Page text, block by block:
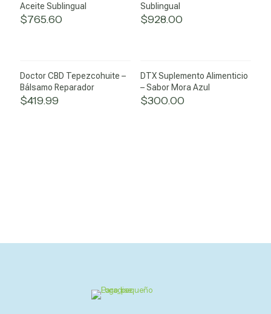
Aceite Sublingual
$765.60
Sublingual
$928.00
Doctor CBD Tepezcohuite –
Bálsamo Reparador
$419.99
DTX Suplemento Alimenticio
– Sabor Mora Azul
$300.00